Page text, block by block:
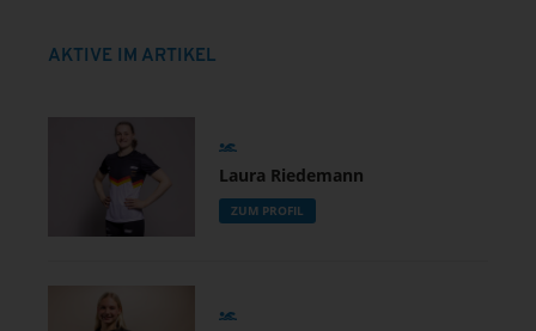
AKTIVE IM ARTIKEL
Laura Riedemann
ZUM PROFIL